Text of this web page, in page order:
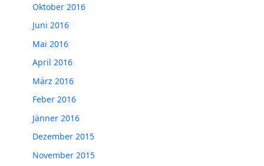
Oktober 2016
Juni 2016
Mai 2016
April 2016
März 2016
Feber 2016
Jänner 2016
Dezember 2015
November 2015